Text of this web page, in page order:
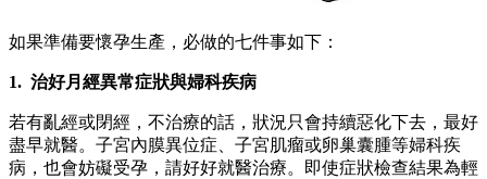
如果準備要懷孕生產，必做的七件事如下：
1. 治好月經異常症狀與婦科疾病
若有亂經或閉經，不治療的話，狀況只會持續惡化下去，最好
盡早就醫。子宮內膜異位症、子宮肌瘤或卵巢囊腫等婦科疾
病，也會妨礙受孕，請好好就醫治療。即使症狀檢查結果為輕